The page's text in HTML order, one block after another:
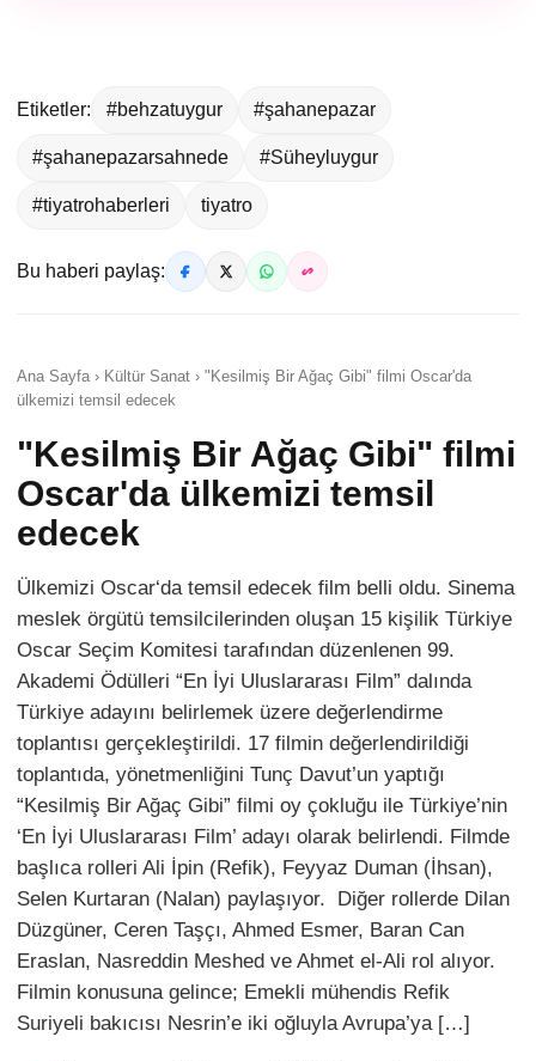
Etiketler: #behzatuygur #şahanepazar
#şahanepazarsahnede #Süheyluygur
#tiyatrohaberleri tiyatro
Bu haberi paylaş:
Ana Sayfa › Kültür Sanat › "Kesilmiş Bir Ağaç Gibi" filmi Oscar'da
ülkemizi temsil edecek
"Kesilmiş Bir Ağaç Gibi" filmi
Oscar'da ülkemizi temsil
edecek
Ülkemizi Oscar‘da temsil edecek film belli oldu. Sinema
meslek örgütü temsilcilerinden oluşan 15 kişilik Türkiye
Oscar Seçim Komitesi tarafından düzenlenen 99.
Akademi Ödülleri “En İyi Uluslararası Film” dalında
Türkiye adayını belirlemek üzere değerlendirme
toplantısı gerçekleştirildi. 17 filmin değerlendirildiği
toplantıda, yönetmenliğini Tunç Davut’un yaptığı
“Kesilmiş Bir Ağaç Gibi” filmi oy çokluğu ile Türkiye’nin
‘En İyi Uluslararası Film’ adayı olarak belirlendi. Filmde
başlıca rolleri Ali İpin (Refik), Feyyaz Duman (İhsan),
Selen Kurtaran (Nalan) paylaşıyor. Diğer rollerde Dilan
Düzgüner, Ceren Taşçı, Ahmed Esmer, Baran Can
Eraslan, Nasreddin Meshed ve Ahmet el-Ali rol alıyor.
Filmin konusuna gelince; Emekli mühendis Refik
Suriyeli bakıcısı Nesrin’e iki oğluyla Avrupa’ya […]